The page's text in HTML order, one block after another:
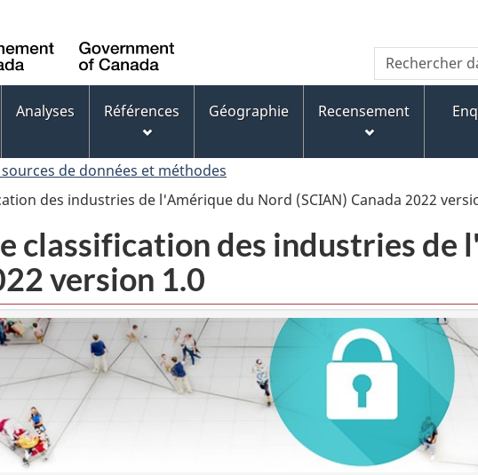
au
contenu
principal
« À
propos
de
ce
version
HTML
simplifiée
Canada
Recherche
Rechercher
dans
Canada
Analyses Références Géographie Recensement
de données et méthodes
des industries de l'Amérique du Nord (SCIAN) Canada 2022
classification des industries de
version 1.0